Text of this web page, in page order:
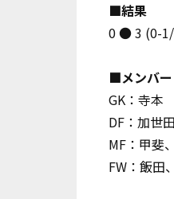
■結果
0 ● 3 (0-
■メンバー
GK：寺本
DF：加世
MF：甲斐
FW：飯田